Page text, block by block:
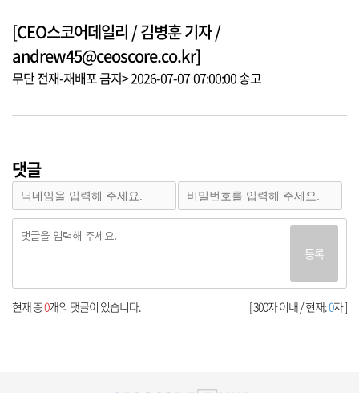
[CEO스코어데일리 / 김병훈 기자 /
andrew45@ceoscore.co.kr]
무단 전재-재배포 금지> 2026-07-07 07:00:00 송고
댓글
등록
[ 300자 이내 / 현재:0자 ]
현재 총0개의 댓글이 있습니다.